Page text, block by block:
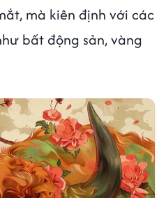
mà kiên định với các
bất động sản, vàng